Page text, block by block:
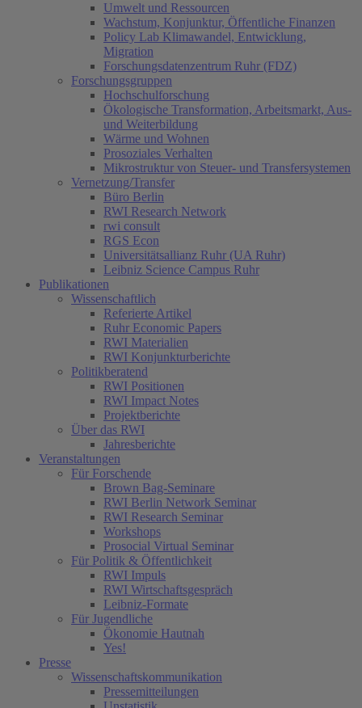
Umwelt und Ressourcen
Wachstum, Konjunktur, Öffentliche Finanzen
Policy Lab Klimawandel, Entwicklung,
Migration
Forschungsdatenzentrum Ruhr (FDZ)
Forschungsgruppen
Hochschulforschung
Ökologische Transformation, Arbeitsmarkt, Aus-
und Weiterbildung
Wärme und Wohnen
Prosoziales Verhalten
Mikrostruktur von Steuer- und Transfersystemen
Vernetzung/Transfer
Büro Berlin
RWI Research Network
rwi consult
RGS Econ
Universitätsallianz Ruhr (UA Ruhr)
Leibniz Science Campus Ruhr
Publikationen
Wissenschaftlich
Referierte Artikel
Ruhr Economic Papers
RWI Materialien
RWI Konjunkturberichte
Politikberatend
RWI Positionen
RWI Impact Notes
Projektberichte
Über das RWI
Jahresberichte
Veranstaltungen
Für Forschende
Brown Bag-Seminare
RWI Berlin Network Seminar
RWI Research Seminar
Workshops
Prosocial Virtual Seminar
Für Politik & Öffentlichkeit
RWI Impuls
RWI Wirtschaftsgespräch
Leibniz-Formate
Für Jugendliche
Ökonomie Hautnah
Yes!
Presse
Wissenschaftskommunikation
Pressemitteilungen